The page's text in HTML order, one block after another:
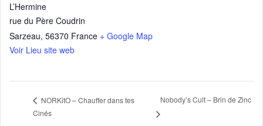
L’Hermine
rue du Père Coudrin
Sarzeau, 56370 France + Google Map
Voir Lieu site web
NORKitO – Chauffer dans tes
Cinés
Nobody’s Cult – Brin de Zinc